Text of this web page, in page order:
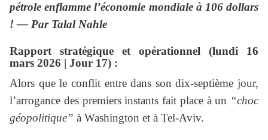
pétrole enflamme l’économie mondiale à 106 dollars
! — Par Talal Nahle
Rapport stratégique et opérationnel (lundi 16
mars 2026 | Jour 17) :
Alors que le conflit entre dans son dix-septième jour,
l’arrogance des premiers instants fait place à un “choc
géopolitique” à Washington et à Tel-Aviv.